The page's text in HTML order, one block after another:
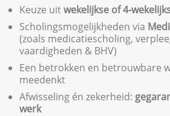
Keuze uitwekelijkse of 4-
Scholingsmogelijkheden via
(zoals medicatiescholing,
vaardigheden & BHV)
Een betrokken en betrouwbare
meedenkt
Afwisseling én zekerheid:
werk